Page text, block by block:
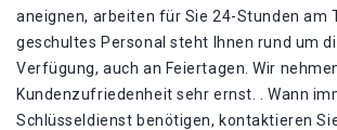
aneignen, arbeiten für Sie 24-Stunden am
geschultes Personal steht Ihnen rund um
Verfügung, auch an Feiertagen. Wir
Kundenzufriedenheit sehr ernst. . Wann
Schlüsseldienst benötigen, kontaktieren